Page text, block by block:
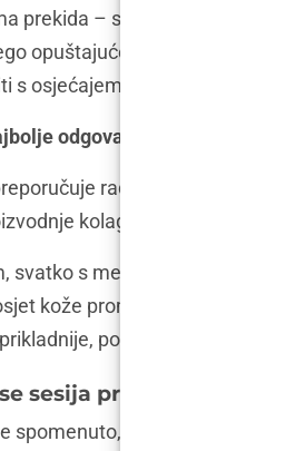
prekida – svako crvenilo na
opuštajuće. Postupno
s osjećajem masaže vrućim
odgovara
radiofrekvenciju
kolagena, “također
svatko s metalnim mjestima
kože promijenjen, poput
poput LED-a “,
sesija preporučuje?
spomenuto, jedna sesija